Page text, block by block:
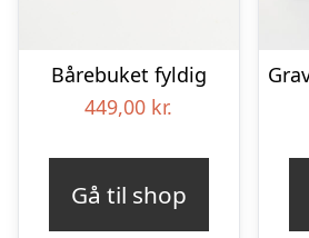
Bårebuket fyldig
449,00 kr.
Gå til shop